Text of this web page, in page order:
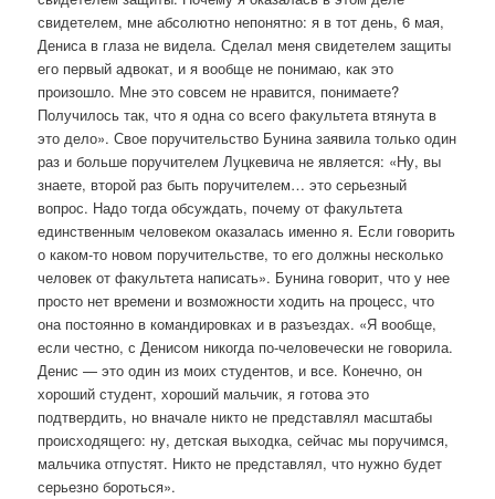
свидетелем, мне абсолютно непонятно: я в тот день, 6 мая,
Дениса в глаза не видела. Сделал меня свидетелем защиты
его первый адвокат, и я вообще не понимаю, как это
произошло. Мне это совсем не нравится, понимаете?
Получилось так, что я одна со всего факультета втянута в
это дело». Свое поручительство Бунина заявила только один
раз и больше поручителем Луцкевича не является: «Ну, вы
знаете, второй раз быть поручителем… это серьезный
вопрос. Надо тогда обсуждать, почему от факультета
единственным человеком оказалась именно я. Если говорить
о каком-то новом поручительстве, то его должны несколько
человек от факультета написать». Бунина говорит, что у нее
просто нет времени и возможности ходить на процесс, что
она постоянно в командировках и в разъездах. «Я вообще,
если честно, с Денисом никогда по-человечески не говорила.
Денис — это один из моих студентов, и все. Конечно, он
хороший студент, хороший мальчик, я готова это
подтвердить, но вначале никто не представлял масштабы
происходящего: ну, детская выходка, сейчас мы поручимся,
мальчика отпустят. Никто не представлял, что нужно будет
серьезно бороться».